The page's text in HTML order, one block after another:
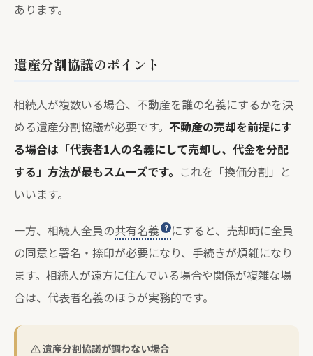
あります。
遺産分割協議のポイント
相続人が複数いる場合、不動産を誰の名義にするかを決
める遺産分割協議が必要です。 不動産の売却を前提にす
る場合は「代表者1人の名義にして売却し、代金を分配
する」方法が最もスムーズです。 これを「換価分割」と
いいます。
一方、相続人全員の共有名義
にすると、売却時に全員
の同意と署名・捺印が必要になり、手続きが煩雑になり
ます。相続人が遠方に住んでいる場合や関係が複雑な場
合は、代表者名義のほうが実務的です。
遺産分割協議が調わない場合